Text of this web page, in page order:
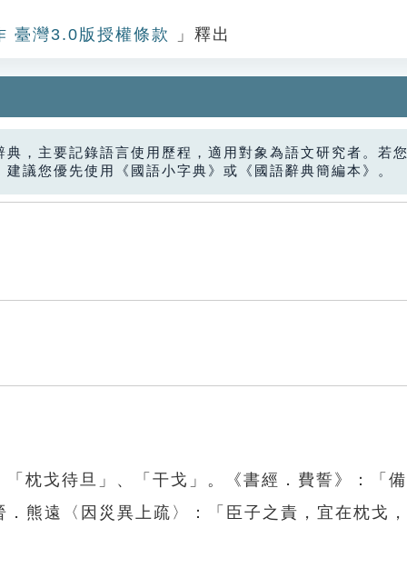
臺灣3.0版授權條款 」釋出
典，主要記錄語言使用歷程，適用對象為語文研究者。若
議您優先使用《國語小字典》或《國語辭典簡編本》。
枕戈待旦」、「干戈」。《書經．費誓》：「
熊遠〈因災異上疏〉：「臣子之責，宜在枕戈